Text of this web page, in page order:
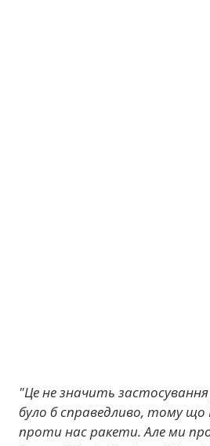
"Це не значить
було б справедливо, тому що
проти нас ракети. Але ми